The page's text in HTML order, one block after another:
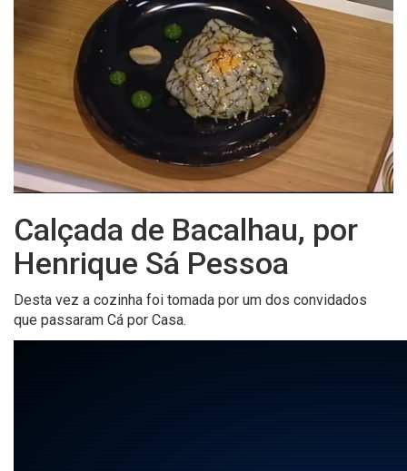
Calçada de Bacalhau, por
Henrique Sá Pessoa
Desta vez a cozinha foi tomada por um dos convidados
que passaram Cá por Casa.